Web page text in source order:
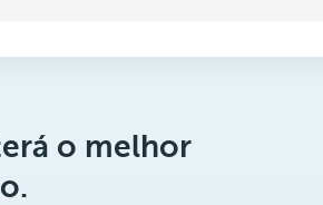
o melhor